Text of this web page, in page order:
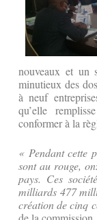
nouveaux et un
minutieux des
à neuf
qu’elle
conformer à la
« Pendant cette
sont au rouge,
pays. Ces
milliards 477
création de cinq